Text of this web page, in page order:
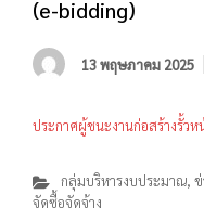
(e-bidding)
13 พฤษภาคม 2025
ประกาศผู้ชนะงานก่อสร้างรั้วห
กลุ่มบริหารงบประมาณ,
จัดซื้อจัดจ้าง